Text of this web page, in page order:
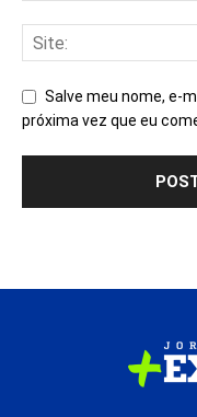
Salve meu nome, e-
próxima vez que eu